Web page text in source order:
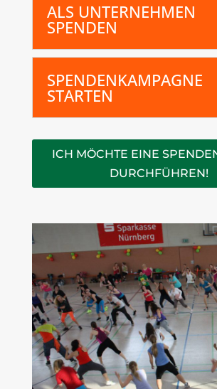
ALS UNTERNEHMEN
SPENDEN
SPENDENKAMPAGNE
STARTEN
ICH MÖCHTE EINE
DURCHFÜHREN!